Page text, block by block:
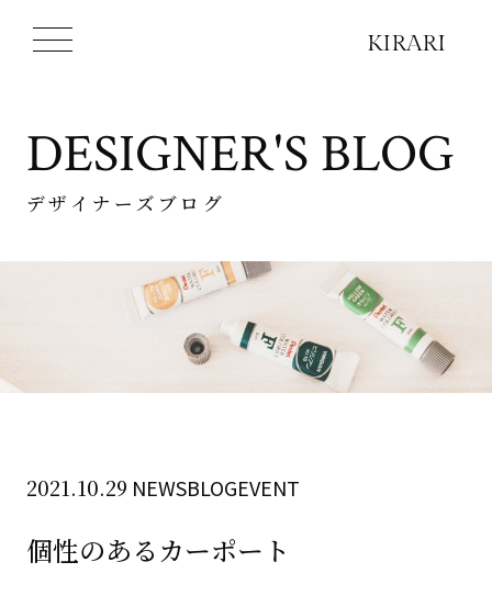
DESIGNER'S BLOG
デザイナーズブログ
2021.10.29 NEWSBLOGEVENT
個性のあるカーポート